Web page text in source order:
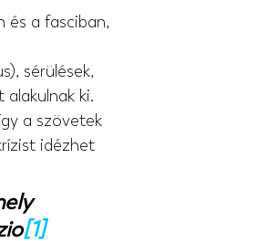
és a fasciban,
sérülések,
ki.
a szövetek
idézhet
[1]